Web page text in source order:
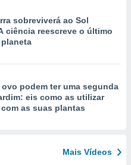
sobreviverá ao Sol
ciência reescreve o último
podem ter uma segunda
eis como as utilizar
as suas plantas
Mais Vídeos